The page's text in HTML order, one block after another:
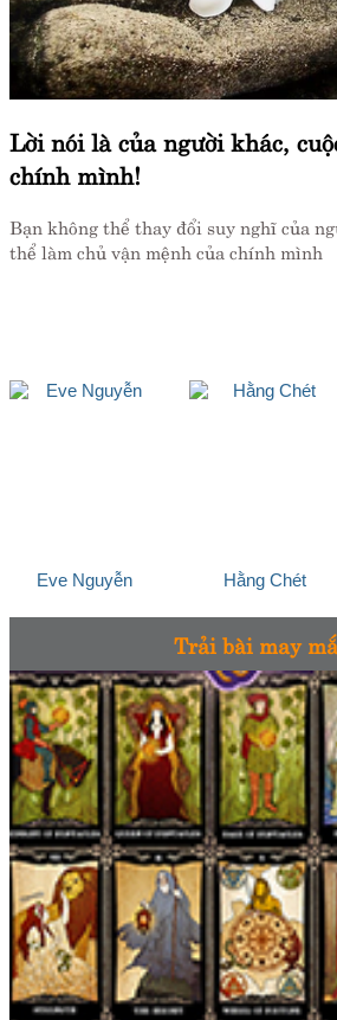
Lời nói là của người khác,
chính mình!
Bạn không thể thay đổi suy nghĩ của
thể làm chủ vận mệnh của chính mình
Eve Nguyễn Hằng Chét
Trải bài may